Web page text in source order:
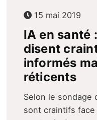
15 mai 2019
IA en santé
disent
informés
réticents
Selon le sondage
sont craintifs face